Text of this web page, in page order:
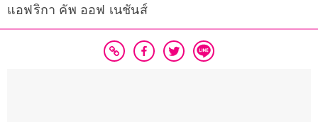
แอฟริกา คัพ ออฟ เนชันส์